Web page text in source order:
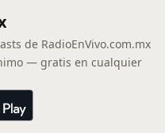
de RadioEnVivo.com.mx
— gratis en cualquier